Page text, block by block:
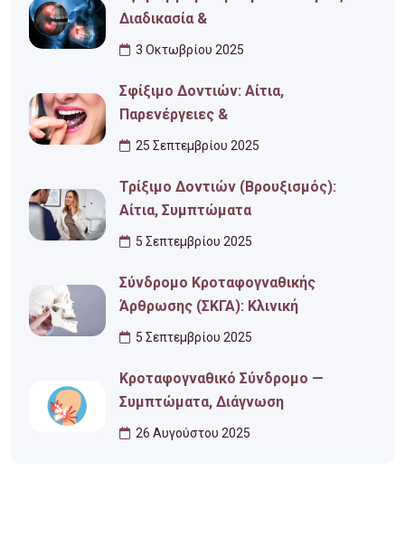
Διαδικασία &
3 Οκτωβρίου 2025
Σφίξιμο Δοντιών: Αίτια,
Παρενέργειες &
25 Σεπτεμβρίου 2025
Τρίξιμο Δοντιών (Βρουξισμός):
Αίτια, Συμπτώματα
5 Σεπτεμβρίου 2025
Σύνδρομο Κροταφογναθικής
Άρθρωσης (ΣΚΓΑ): Κλινική
5 Σεπτεμβρίου 2025
Κροταφογναθικό Σύνδρομο —
Συμπτώματα, Διάγνωση
26 Αυγούστου 2025